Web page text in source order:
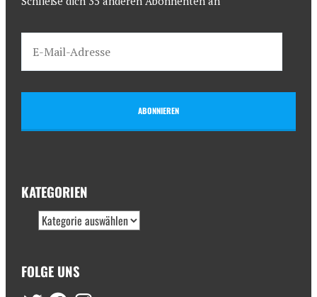
ABONNIEREN
KATEGORIEN
FOLGE UNS